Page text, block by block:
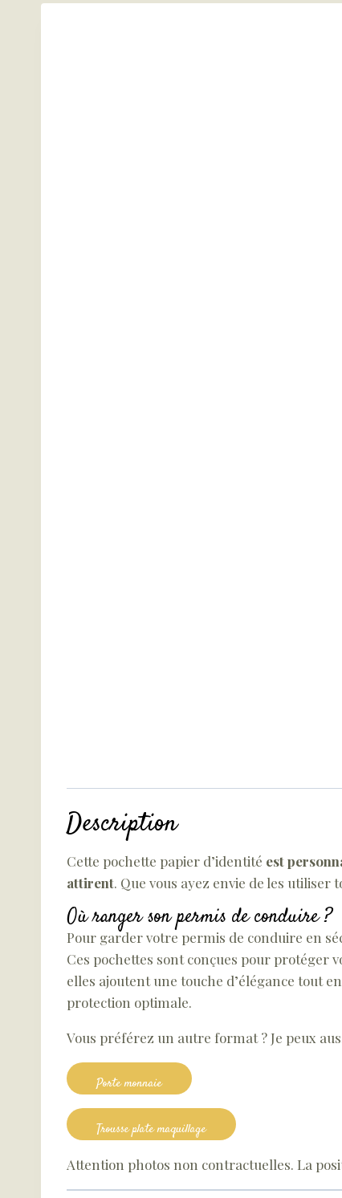
Description
Cette pochette papier d’identité est
attirent. Que vous ayez envie de les
Où ranger son permis de conduire ?
Pour garder votre permis de conduire en
Ces pochettes sont conçues pour protéger
elles ajoutent une touche d’élégance tout
protection optimale.
Vous préférez un autre format ? Je peux
Porte monnaie
Trousse plate maquillage
Attention photos non contractuelles. La